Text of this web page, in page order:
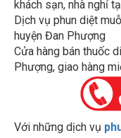
huyện Đan Phượng
Cửa hàng bán thuốc
Phượng, giao hàng
Với những dịch vụ
Xuyên Việt group
học hiện đại. Mang